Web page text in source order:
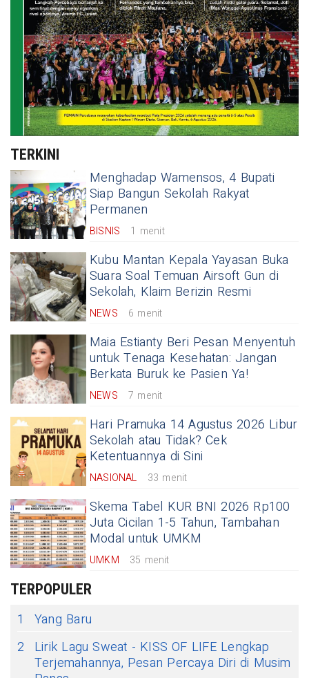
TERKINI
Menghadap Wamensos, 4 Bupati
Siap Bangun Sekolah Rakyat
Permanen
BISNIS 1 menit
Kubu Mantan Kepala Yayasan Buka
Suara Soal Temuan Airsoft Gun di
Sekolah, Klaim Berizin Resmi
NEWS 6 menit
Maia Estianty Beri Pesan Menyentuh
untuk Tenaga Kesehatan: Jangan
Berkata Buruk ke Pasien Ya!
NEWS 7 menit
Hari Pramuka 14 Agustus 2026 Libur
Sekolah atau Tidak? Cek
Ketentuannya di Sini
NASIONAL 33 menit
Skema Tabel KUR BNI 2026 Rp100
Juta Cicilan 1-5 Tahun, Tambahan
Modal untuk UMKM
UMKM 35 menit
TERPOPULER
1
Yang Baru
2
Lirik Lagu Sweat - KISS OF LIFE Lengkap
Terjemahannya, Pesan Percaya Diri di Musim